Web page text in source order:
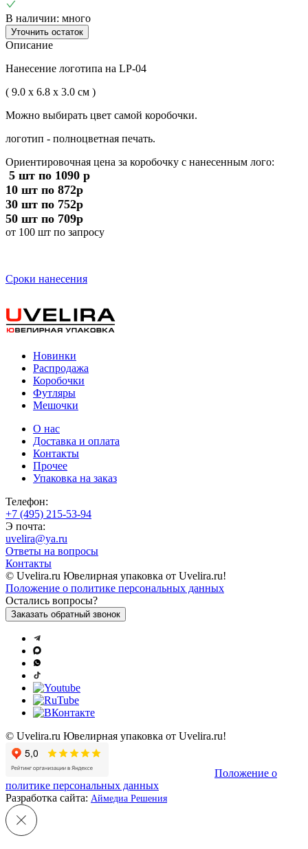
В наличии: много
Уточнить остаток
Описание
Нанесение логотипа на LP-04
( 9.0 x 6.8 x 3.0 см )
Можно выбирать цвет самой коробочки.
логотип - полноцветная печать.
Ориентировочная цена за коробочку с нанесенным лого:
5 шт по 1090 р
10 шт по 872р
30 шт по 752р
50 шт по 709р
от 100 шт по запросу
Сроки нанесения
Новинки
Распродажа
Коробочки
Футляры
Мешочки
О нас
Доставка и оплата
Контакты
Прочее
Упаковка на заказ
Телефон:
+7 (495) 215-53-94
Э почта:
uvelira@ya.ru
Ответы на вопросы
Контакты
© Uvelira.ru Ювелирная упаковка от Uvelira.ru!
Положение о политике персональных данных
Остались вопросы?
Заказать обратный звонок
© Uvelira.ru Ювелирная упаковка от Uvelira.ru!
Положение о
политике персональных данных
Разработка сайта: Аймедиа Решения